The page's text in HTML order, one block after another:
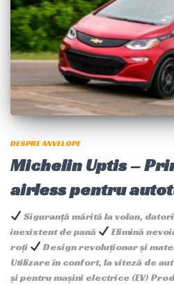
DESPRE ANVELOPE
Michelin Uptis –
airless pentru
Siguranță mărită la volan,
inexistent de pană
Elimină
roți
Design revoluționar și
Utilizare în confort, la viteză de
și pentru mașini electrice (EV)